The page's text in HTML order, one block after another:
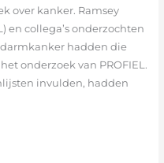
over kanker. Ramsey
en collega’s onderzochten
hadden die
onderzoek van PROFIEL.
invulden, hadden